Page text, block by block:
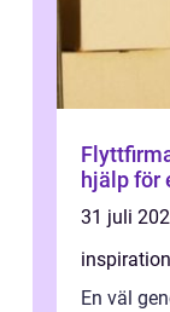
Flyttfirma
hjälp för
31 juli
inspiration
En väl